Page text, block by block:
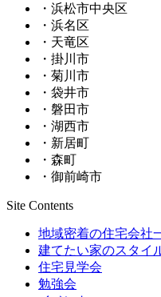
・浜松市中央区
・浜名区
・天竜区
・掛川市
・菊川市
・袋井市
・磐田市
・湖西市
・新居町
・森町
・御前崎市
Site Contents
地域密着の住宅会社
建てたい家のスタイ
住宅見学会
勉強会